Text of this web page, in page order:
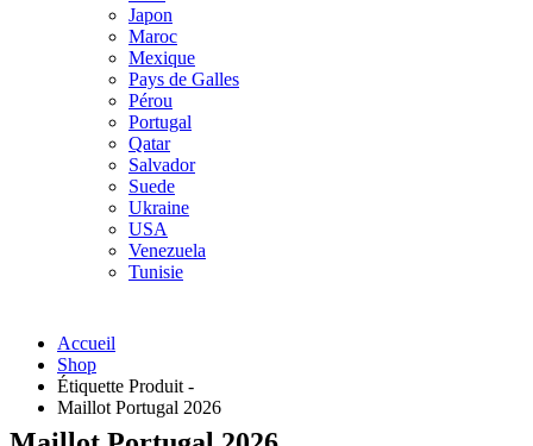
Japon
Maroc
Mexique
Pays de Galles
Pérou
Portugal
Qatar
Salvador
Suede
Ukraine
USA
Venezuela
Tunisie
Accueil
Shop
Étiquette Produit -
Maillot Portugal 2026